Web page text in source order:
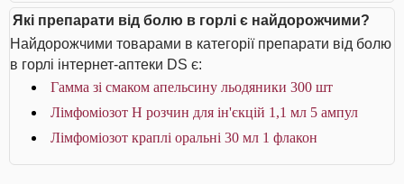
Які препарати від болю в горлі є найдорожчими?
Найдорожчими товарами в категорії препарати від болю
в горлі інтернет-аптеки DS є:
Гамма зі смаком апельсину льодяники 300 шт
Лімфоміозот Н розчин для ін'єкцій 1,1 мл 5 ампул
Лімфоміозот краплі оральні 30 мл 1 флакон